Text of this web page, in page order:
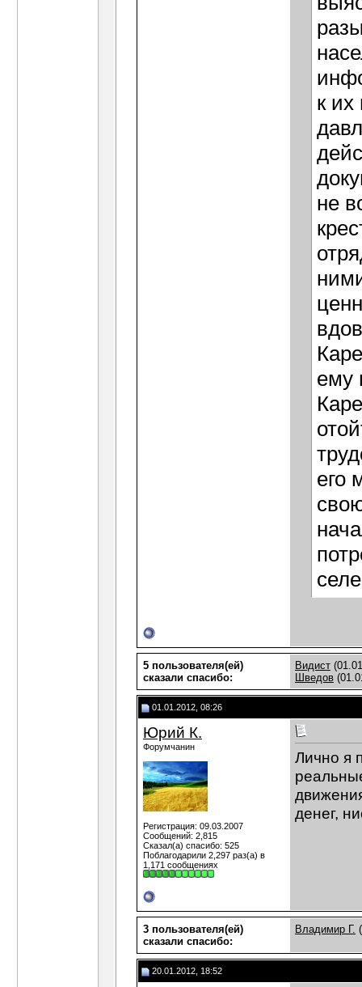
к их
не
ему
его
5 пользователя(ей)
сказали cпасибо:
Видист
Шведов
01.01.2012, 08:26
Юрий К.
Форумчанин
Регистрация: 09.03.2007
Сообщений: 2,815
Сказал(а) спасибо: 525
Поблагодарили 2,297 раз(а) в
1,171 сообщениях
Лично я
денег,
3 пользователя(ей)
сказали cпасибо:
Владимир Г.
20.01.2012, 18:52